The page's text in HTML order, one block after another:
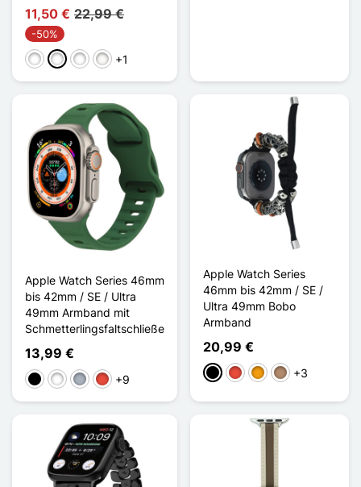
11,50 € 22,99 €
-50%
Doré / Noir
Noir Argenté
Noir Or Rose
Blanc Étoilé
+1
Apple Watch Series 46mm
bis 42mm / SE / Ultra
49mm Armband mit
Schmetterlingsfaltschließe
13,99 €
Schwarz
WeißGrauRot +9
Apple Watch Series
46mm bis 42mm / SE /
Ultra 49mm Bobo
Armband
20,99 €
Schwarz
Rot OrangeTaupe
+3